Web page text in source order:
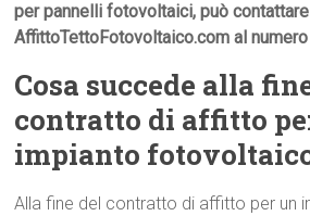
per pannelli fotovoltaici, può contattare
AffittoTettoFotovoltaico.com al
Cosa succede alla
contratto di affitto
impianto
Alla fine del contratto di affitto per un